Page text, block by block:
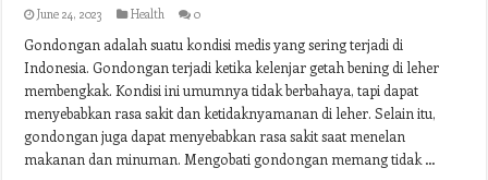
June 24, 2023 Health 0
Gondongan adalah suatu kondisi medis yang sering terjadi di
Indonesia. Gondongan terjadi ketika kelenjar getah bening di leher
membengkak. Kondisi ini umumnya tidak berbahaya, tapi dapat
menyebabkan rasa sakit dan ketidaknyamanan di leher. Selain itu,
gondongan juga dapat menyebabkan rasa sakit saat menelan
makanan dan minuman. Mengobati gondongan memang tidak …